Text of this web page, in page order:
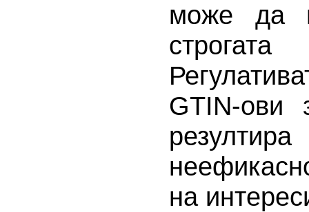
може да
GTIN-ови
на